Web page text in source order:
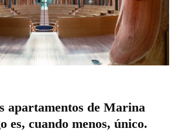
apartamentos de Marina
es, cuando menos, único.